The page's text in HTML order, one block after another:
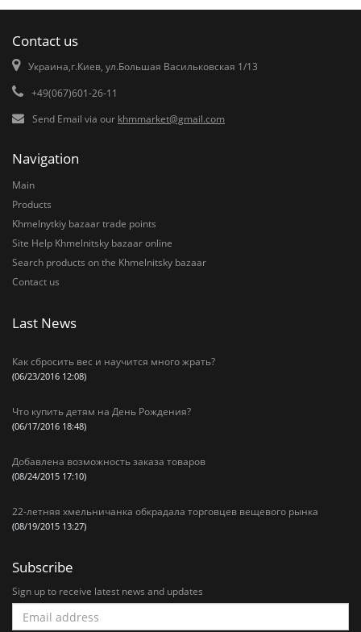
Contact us
Украина,г.Киев, ул.Большая Васильковская 1/13
+49(067)601-26-11
Send Email via our khmmarket@gmail.com
Navigation
Main
Products
Khmelnytkiy bazaar trade points
Site Help Khmelnitsky bazaar online
Search products on the Khmelnitsky bazaar
Contact us
Last News
Как сбросить вес и научится много жрать?
(06/23/2016 12:08)
Что купить детям на День Рождения?
(06/17/2016 18:48)
Добавлена возможность заказа товаров
(08/24/2015 17:10)
22-летняя хмельничанка обкрадала торговцев вещевого рынка
(08/19/2015 13:27)
Subscribe
Sign up to receive latest news and updates